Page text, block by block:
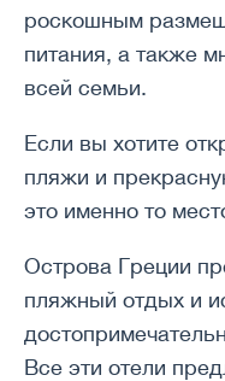
роскошным
питания, а также
всей семьи.
Если вы хотите
пляжи и
это именно то
Острова Греции
пляжный отдых и
Все эти отели